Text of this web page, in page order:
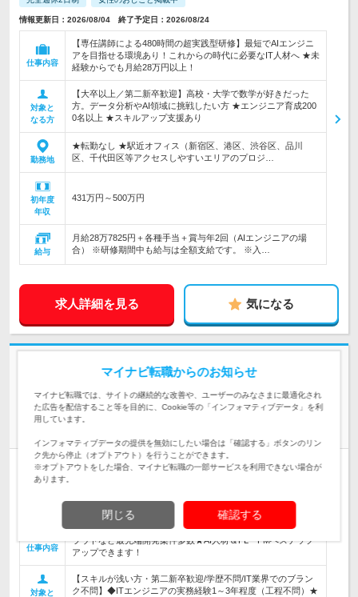
情報更新日：2026/08/04 終了予定日：2026/08/24
仕事内容
【専任講師による480時間の超実践型研修】最短でAIエンジニ
アを目指せる環境あり！これからの時代に必要なIT人材へ ★未
経験からでも月給28万円以上！
対象と
なる方
【大卒以上／第二新卒歓迎】高校・大学で数学が好きだった
方。データ分析やAI領域に挑戦したい方 ★エンジニア育成200
0名以上 ★スキルアップ支援あり
勤務地
★転勤なし ★駅近オフィス（新宿区、港区、渋谷区、品川
区、千代田区等アクセスしやすいエリアのプロジ…
初年度
年収
431万円～500万円
給与
月給28万7825円＋各種手当＋賞与年2回（AIエンジニアの場
合） ※研修期間中も給与は全額支給です。 ※入…
求人詳細を見る 気になる
日)*平均年収45万UP
AIスキルを磨き、次のステージへ！【ITエンジニア(微経験
正社員 リモートワーク可 学歴不問 第二新卒歓迎 転勤なし
完全週休2日制
情報更新日：2026/06/26 終了予定日：2026/08/27
仕事内容
【大手案件中心＆チーム参画で仲間と高め合える！】◆AI・ク
ラウドなど最先端開発案件多数★AI人材＆PL・PMへステップ
アップできます！
対象と
【スキルが浅い方・第二新卒歓迎/学歴不問/IT業界でのブラン
ク不問】◆ITエンジニアの実務経験1～3年程度（工程不問）★
マイナビ転職からのお知らせ
マイナビ転職では、サイトの継続的な改善や、ユーザーのみなさまに最適化され
た広告を配信すること等を目的に、Cookie等の「インフォマティブデータ」を利
用しています。
インフォマティブデータの提供を無効にしたい場合は「確認する」ボタンのリン
ク先から停止（オプトアウト）を行うことができます。
※オプトアウトをした場合、マイナビ転職の一部サービスを利用できない場合が
あります。
閉じる 確認する